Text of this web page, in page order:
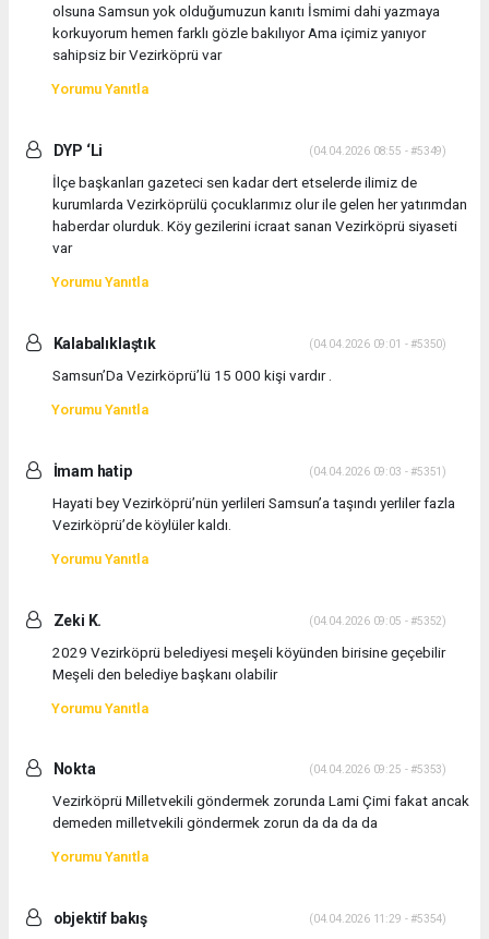
olsuna Samsun yok olduğumuzun kanıtı İsmimi dahi yazmaya
korkuyorum hemen farklı gözle bakılıyor Ama içimiz yanıyor
sahipsiz bir Vezirköprü var
Yorumu Yanıtla
DYP ‘Li (04.04.2026 08:55 - #5349)
İlçe başkanları gazeteci sen kadar dert etselerde ilimiz de
kurumlarda Vezirköprülü çocuklarımız olur ile gelen her yatırımdan
haberdar olurduk. Köy gezilerini icraat sanan Vezirköprü siyaseti
var
Yorumu Yanıtla
Kalabalıklaştık (04.04.2026 09:01 - #5350)
Samsun’Da Vezirköprü’lü 15 000 kişi vardır .
Yorumu Yanıtla
İmam hatip (04.04.2026 09:03 - #5351)
Hayati bey Vezirköprü’nün yerlileri Samsun’a taşındı yerliler fazla
Vezirköprü’de köylüler kaldı.
Yorumu Yanıtla
Zeki K. (04.04.2026 09:05 - #5352)
2029 Vezirköprü belediyesi meşeli köyünden birisine geçebilir
Meşeli den belediye başkanı olabilir
Yorumu Yanıtla
Nokta (04.04.2026 09:25 - #5353)
Vezirköprü Milletvekili göndermek zorunda Lami Çimi fakat ancak
demeden milletvekili göndermek zorun da da da da
Yorumu Yanıtla
objektif bakış (04.04.2026 11:29 - #5354)